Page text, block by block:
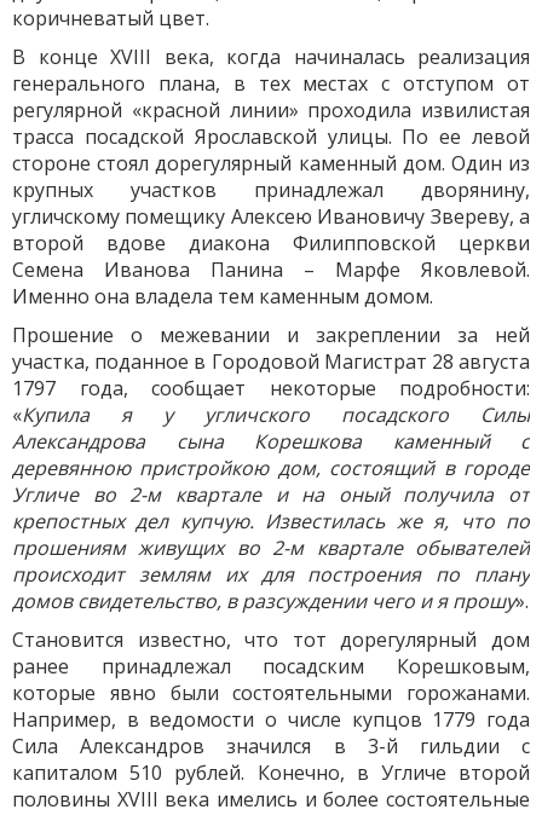
коричневатый цвет.
В конце XVIII века, когда начиналась реализация
генерального плана, в тех местах с отступом от
регулярной «красной линии» проходила извилистая
трасса посадской Ярославской улицы. По ее левой
стороне стоял дорегулярный каменный дом. Один из
крупных участков принадлежал дворянину,
угличскому помещику Алексею Ивановичу Звереву, а
второй вдове диакона Филипповской церкви
Семена Иванова Панина – Марфе Яковлевой.
Именно она владела тем каменным домом.
Прошение о межевании и закреплении за ней
участка, поданное в Городовой Магистрат 28 августа
1797 года, сообщает некоторые подробности:
«Купила я у угличского посадского Силы
Александрова сына Корешкова каменный с
деревянною пристройкою дом, состоящий в городе
Угличе во 2-м квартале и на оный получила от
крепостных дел купчую. Известилась же я, что по
прошениям живущих во 2-м квартале обывателей
происходит землям их для построения по плану
домов свидетельство, в разсуждении чего и я прошу».
Становится известно, что тот дорегулярный дом
ранее принадлежал посадским Корешковым,
которые явно были состоятельными горожанами.
Например, в ведомости о числе купцов 1779 года
Сила Александров значился в 3-й гильдии с
капиталом 510 рублей. Конечно, в Угличе второй
половины XVIII века имелись и более состоятельные